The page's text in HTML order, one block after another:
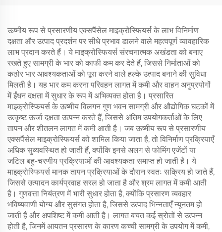
ऊष्मीय रूप से प्रसारणीय एक्सपैंसेल माइक्रोस्फियर्स के लाभ विनिर्माण
दक्षता और उत्पाद प्रदर्शन पर सीधे प्रभाव डालने वाले महत्वपूर्ण व्यावहारिक
लाभ प्रदान करते हैं। ये माइक्रोस्फियर्स संरचनात्मक अखंडता को बनाए
रखते हुए सामग्री के भार को काफी कम कर देते हैं, जिससे निर्माताओं को
कठोर भार आवश्यकताओं को पूरा करने वाले हल्के उत्पाद बनाने की सुविधा
मिलती है। यह भार कम करना परिवहन लागत में कमी और वाहन अनुप्रयोगों
में ईंधन दक्षता में सुधार के रूप में अभिव्यक्त होता है। प्रसारित
माइक्रोस्फियर्स के ऊष्मीय विलगन गुण भवन सामग्री और औद्योगिक घटकों में
उत्कृष्ट ऊर्जा दक्षता उत्पन्न करते हैं, जिससे अंतिम उपयोगकर्ताओं के लिए
तापन और शीतलन लागत में कमी आती है। जब ऊष्मीय रूप से प्रसारणीय
एक्सपैंसेल माइक्रोस्फियर्स को शामिल किया जाता है, तो विनिर्माण प्रक्रियाएँ
अधिक सुव्यवस्थित हो जाती हैं, क्योंकि इनसे अलग से फोमिंग एजेंटों या
जटिल बहु-चरणीय प्रक्रियाओं की आवश्यकता समाप्त हो जाती है। ये
माइक्रोस्फियर्स मानक तापन प्रक्रियाओं के दौरान स्वतः सक्रिय हो जाते हैं,
जिससे उत्पादन कार्यप्रवाह सरल हो जाता है और श्रम लागत में कमी आती
है। गुणवत्ता नियंत्रण में भारी सुधार होता है, क्योंकि प्रसारण व्यवहार
भविष्यवाणी योग्य और सुसंगत होता है, जिससे उत्पाद भिन्नताएँ न्यूनतम हो
जाती हैं और अपशिष्ट में कमी आती है। लागत बचत कई स्रोतों से उत्पन्न
होती है, जिनमें आयतन प्रसारण के कारण कच्ची सामग्री के उपयोग में कमी,